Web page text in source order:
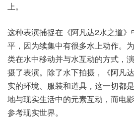
上。
这种表演捕捉在《阿凡达2水之道
平，因为续集中有很多水上动作。
类在水中移动并与水互动的方式，
摄了表演。除了水下拍摄，《阿凡
实的环境、服装和道具，这一切都
地与现实生活中的元素互动，而电
参考现实世界。